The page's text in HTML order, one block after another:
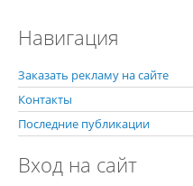
Навигация
Заказать рекламу на сайте
Контакты
Последние публикации
Вход на сайт